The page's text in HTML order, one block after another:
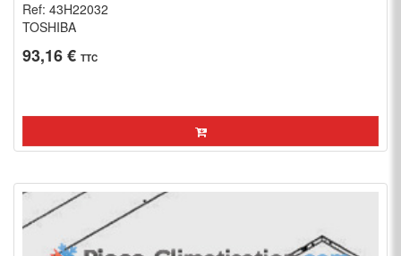
Ref: 43H22032
TOSHIBA
93,16 € TTC